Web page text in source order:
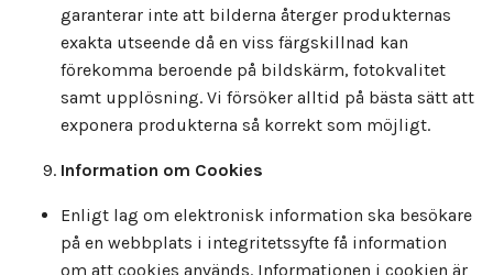
garanterar inte att bilderna återger produkternas
exakta utseende då en viss färgskillnad kan
förekomma beroende på bildskärm, fotokvalitet
samt upplösning. Vi försöker alltid på bästa sätt att
exponera produkterna så korrekt som möjligt.
Information om Cookies
Enligt lag om elektronisk information ska besökare
på en webbplats i integritetssyfte få information
om att cookies används. Informationen i cookien är